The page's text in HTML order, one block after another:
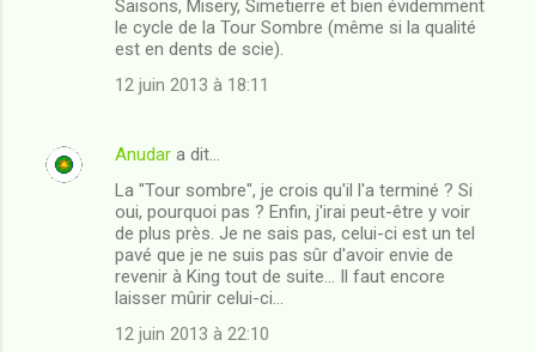
Saisons, Misery, Simetierre et bien évidemment
le cycle de la Tour Sombre (même si la qualité
est en dents de scie).
12 juin 2013 à 18:11
Anudar a dit…
La "Tour sombre", je crois qu'il l'a terminé ? Si
oui, pourquoi pas ? Enfin, j'irai peut-être y voir
de plus près. Je ne sais pas, celui-ci est un tel
pavé que je ne suis pas sûr d'avoir envie de
revenir à King tout de suite... Il faut encore
laisser mûrir celui-ci...
12 juin 2013 à 22:10